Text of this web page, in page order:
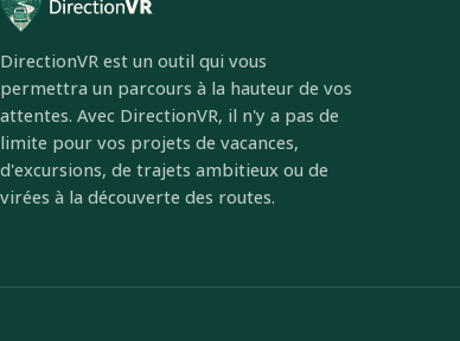
DirectionVR est un outil qui vous
permettra un parcours à la hauteur de vos
attentes. Avec DirectionVR, il n'y a pas de
limite pour vos projets de vacances,
d'excursions, de trajets ambitieux ou de
virées à la découverte des routes.